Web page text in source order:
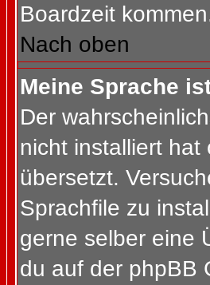
Boardzeit
Nach oben
Meine Sprache
Der
nicht installiert
übersetzt.
Sprachfile zu
gerne selber eine
du auf der phpBB